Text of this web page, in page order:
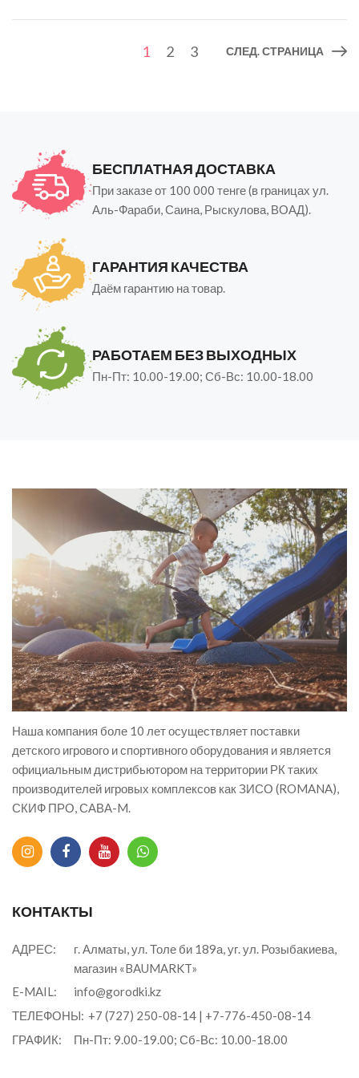
1 2 3 СЛЕД. СТРАНИЦА
БЕСПЛАТНАЯ ДОСТАВКА
При заказе от 100 000 тенге (в границах ул.
Аль-Фараби, Саина, Рыскулова, ВОАД).
ГАРАНТИЯ КАЧЕСТВА
Даём гарантию на товар.
РАБОТАЕМ БЕЗ ВЫХОДНЫХ
Пн-Пт: 10.00-19.00; Сб-Вс: 10.00-18.00
Наша компания боле 10 лет осуществляет поставки
детского игрового и спортивного оборудования и является
официальным дистрибьютором на территории РК таких
производителей игровых комплексов как ЗИСО (ROMANA),
СКИФ ПРО, САВА-M.
КОНТАКТЫ
АДРЕС:
г. Алматы, ул. Толе би 189а, уг. ул. Розыбакиева,
магазин «BAUMARKT»
E-MAIL:
info@gorodki.kz
ТЕЛЕФОНЫ: +7 (727) 250-08-14 | +7-776-450-08-14
ГРАФИК:
Пн-Пт: 9.00-19.00; Сб-Вс: 10.00-18.00